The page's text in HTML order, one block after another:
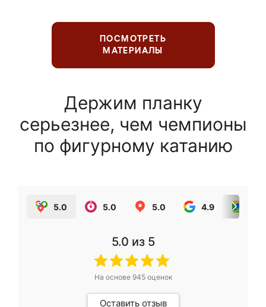
ПОСМОТРЕТЬ
МАТЕРИАЛЫ
Держим планку
серьезнее, чем чемпионы
по фигурному катанию
5.0 5.0 5.0 4.9
5.0 из 5
На основе 945оценок
Оставить отзыв